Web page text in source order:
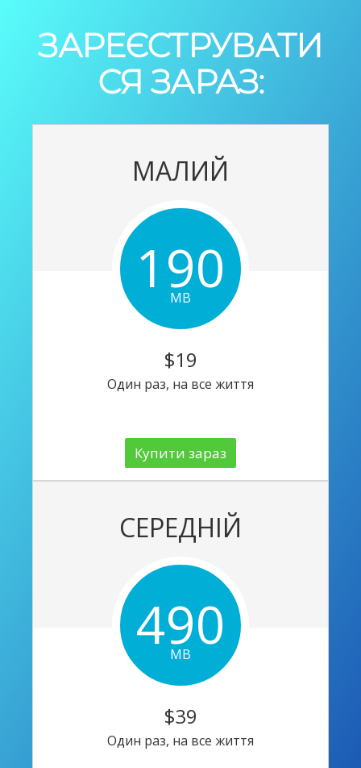
ЗАРЕЄСТРУВАТИ
190
MB
$19
Купити зараз
СЕРЕДНІЙ
490
MB
$39